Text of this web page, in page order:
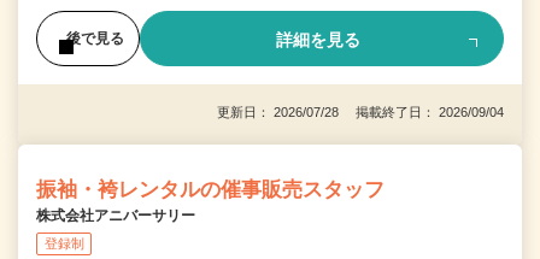
後で見る 詳細を見る
更新日： 2026/07/28 掲載終了日： 2026/09/04
振袖・袴レンタルの催事販売スタッフ
株式会社アニバーサリー
登録制